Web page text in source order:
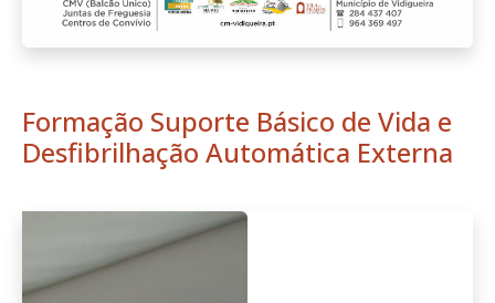
Formação Suporte Básico de Vida e
Desfibrilhação Automática Externa